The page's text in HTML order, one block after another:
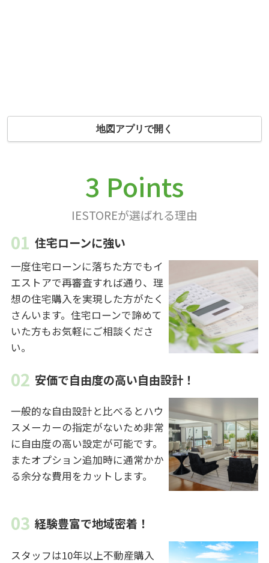
地図アプリで開く
3 Points
IESTOREが選ばれる理由
住宅ローンに強い
一度住宅ローンに落ちた方でもイ
エストアで再審査すれば通り、理
想の住宅購入を実現した方がたく
さんいます。住宅ローンで諦めて
いた方もお気軽にご相談くださ
い。
安価で自由度の高い自由設計！
一般的な自由設計と比べるとハウ
スメーカーの指定がないため非常
に自由度の高い設定が可能です。
またオプション追加時に通常かか
る余分な費用をカットします。
経験豊富で地域密着！
スタッフは10年以上不動産購入